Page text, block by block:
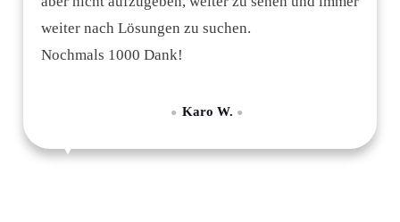
weiter nach Lösungen zu suchen.
Nochmals 1000 Dank!
● Karo W. ●